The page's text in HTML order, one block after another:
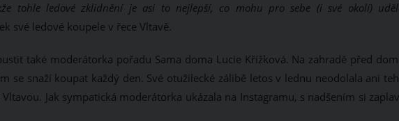
tohle ledové zklidnění je asi to nejlepší, co mohu pro sebe (i své okolí)
své ledové koupele v řece Vltavě.
také moderátorka pořadu Sama doma Lucie Křížková. Na zahradě před
se snaží koupat každý den. Své otužilecké zálibě letos v lednu neodolala ani
Jak sympatická moderátorka ukázala na Instagramu, s nadšením si